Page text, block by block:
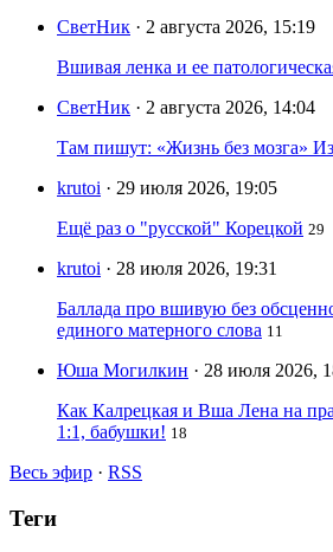
СветНик · 2 августа 2026, 15:19
Вшивая ленка и ее
СветНик · 2 августа 2026, 14:04
Там пишут: «Жизнь без мозга»
krutoi · 29 июля 2026, 19:05
Ещё раз о "русской" Корецкой 29
krutoi · 28 июля 2026, 19:31
Баллада про вшивую без
единого матерного слова 11
Юша Могилкин · 28 июля 2026,
Как Калрецкая и Вша Лена на
1:1, бабушки! 18
Весь эфир · RSS
Теги